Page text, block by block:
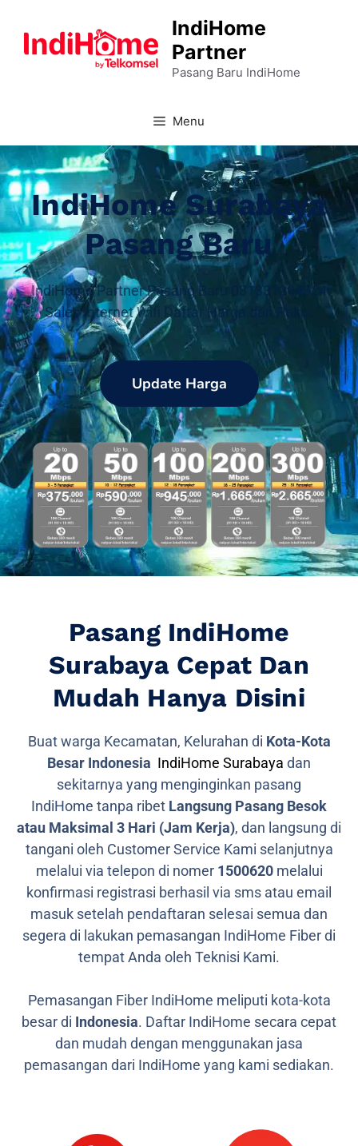
IndiHome
Partner
Pasang Baru IndiHome
Menu
IndiHome Surabaya
Pasang Baru
IndiHome Partner Pasang Baru 081331904324
Sales Internet Wifi Daftar Harga dan Paket
Update Harga
Pasang IndiHome
Surabaya Cepat Dan
Mudah Hanya Disini
Buat warga Kecamatan, Kelurahan di Kota-Kota
Besar Indonesia IndiHome Surabaya dan
sekitarnya yang menginginkan pasang
IndiHome tanpa ribet Langsung Pasang Besok
atau Maksimal 3 Hari (Jam Kerja), dan langsung di
tangani oleh Customer Service Kami selanjutnya
melalui via telepon di nomer 1500620melalui
konfirmasi registrasi berhasil via sms atau email
masuk setelah pendaftaran selesai semua dan
segera di lakukan pemasangan IndiHome Fiber di
tempat Anda oleh Teknisi Kami.
Pemasangan Fiber IndiHome meliputi kota-kota
besar di Indonesia. Daftar IndiHome secara cepat
dan mudah dengan menggunakan jasa
pemasangan dari IndiHome yang kami sediakan.